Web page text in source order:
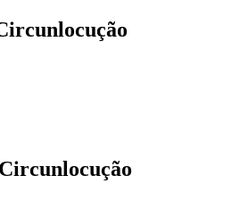
Circunlocução